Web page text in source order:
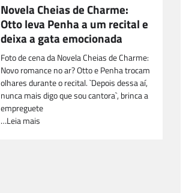
Novela Cheias de Charme:
Otto leva Penha a um recital e
deixa a gata emocionada
Foto de cena da Novela Cheias de Charme:
Novo romance no ar? Otto e Penha trocam
olhares durante o recital. `Depois dessa aí,
nunca mais digo que sou cantora`, brinca a
empreguete
…Leia mais